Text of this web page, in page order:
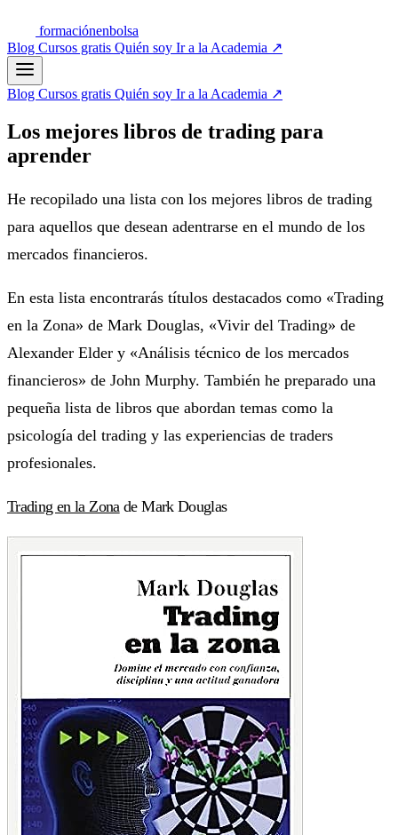
formaciónenbolsa
Blog Cursos gratis Quién soy Ir a la Academia ↗
Blog Cursos gratis Quién soy Ir a la Academia ↗
Los mejores libros de trading para
aprender
He recopilado una lista con los mejores libros de trading
para aquellos que desean adentrarse en el mundo de los
mercados financieros.
En esta lista encontrarás títulos destacados como «Trading
en la Zona» de Mark Douglas, «Vivir del Trading» de
Alexander Elder y «Análisis técnico de los mercados
financieros» de John Murphy. También he preparado una
pequeña lista de libros que abordan temas como la
psicología del trading y las experiencias de traders
profesionales.
Trading en la Zona de Mark Douglas